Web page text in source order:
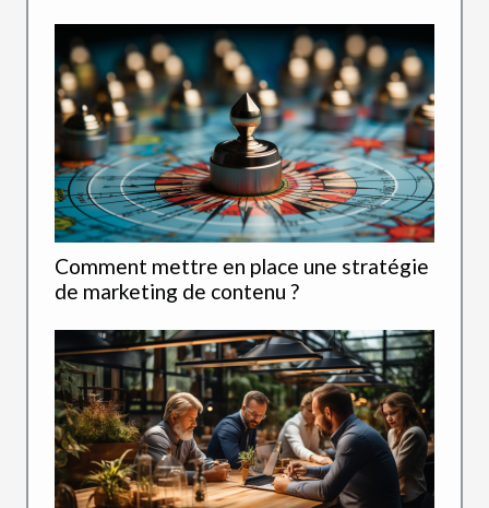
Comment mettre en place une stratégie
de marketing de contenu ?